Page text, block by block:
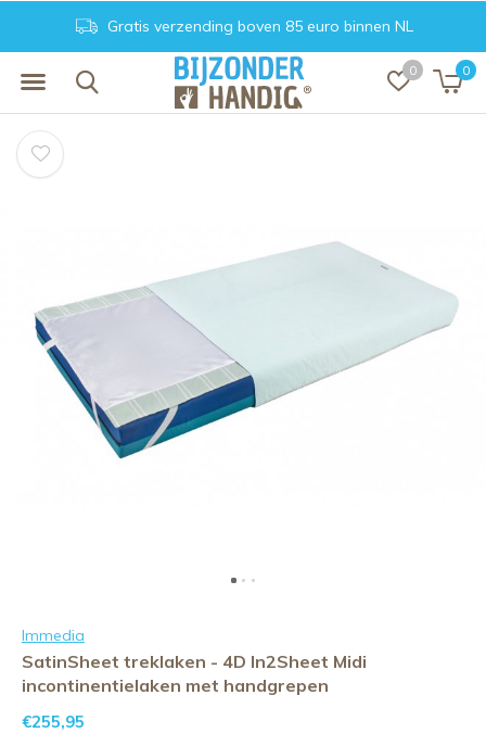
0 0
Gratis verzending boven 85 euro binnen NL
Immedia
SatinSheet treklaken - 4D In2Sheet Midi
incontinentielaken met handgrepen
€255,95